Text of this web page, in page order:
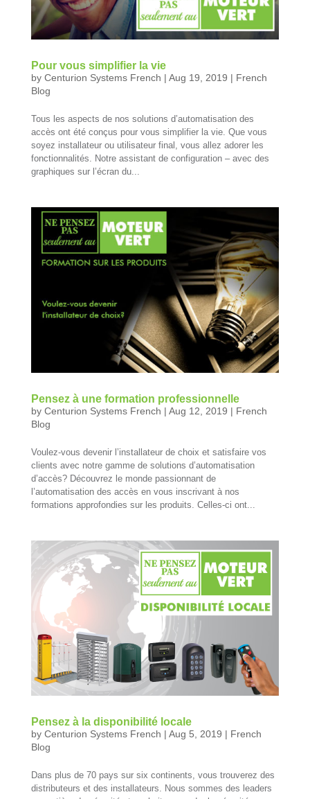
Pour vous simplifier la vie
by Centurion Systems French | Aug 19, 2019 | French
Blog
Tous les aspects de nos solutions d’automatisation des
accès ont été conçus pour vous simplifier la vie. Que vous
soyez installateur ou utilisateur final, vous allez adorer les
fonctionnalités. Notre assistant de configuration – avec des
graphiques sur l’écran du...
Pensez à une formation professionnelle
by Centurion Systems French | Aug 12, 2019 | French
Blog
Voulez-vous devenir l’installateur de choix et satisfaire vos
clients avec notre gamme de solutions d’automatisation
d’accès? Découvrez le monde passionnant de
l’automatisation des accès en vous inscrivant à nos
formations approfondies sur les produits. Celles-ci ont...
Pensez à la disponibilité locale
by Centurion Systems French | Aug 5, 2019 | French
Blog
Dans plus de 70 pays sur six continents, vous trouverez des
distributeurs et des installateurs. Nous sommes des leaders